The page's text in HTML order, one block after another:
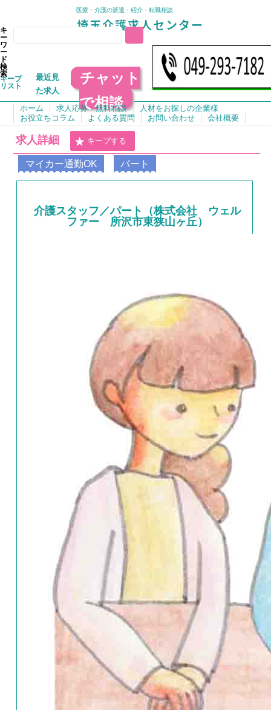
医療・介護の派遣・紹介・転職相談
キ
ー
ワ
ー
ド
検
索
キープ
リスト
最近見
た求人
チャット
で相談
ホーム 求人応募・無料相談
人材をお探しの企業様
お役立ちコラム
よくある質問 お問い合わせ 会社概要
求人詳細 キープする
マイカー通勤OK パート
介護スタッフ／パート（株式会社 ウェル
ファー 所沢市東狭山ヶ丘）